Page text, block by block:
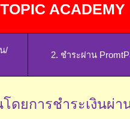
TOPIC ACADEMY
/
2. ชำระผ่าน
โดยการชำระเงินผ่